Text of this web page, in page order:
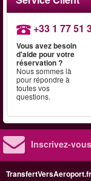
+33 1 77 51
Vous avez besoin
d'aide pour votre
réservation ?
Nous sommes là
pour répondre à
toutes vos
questions.
Inscrivez-
TransfertVersAeroport.fr